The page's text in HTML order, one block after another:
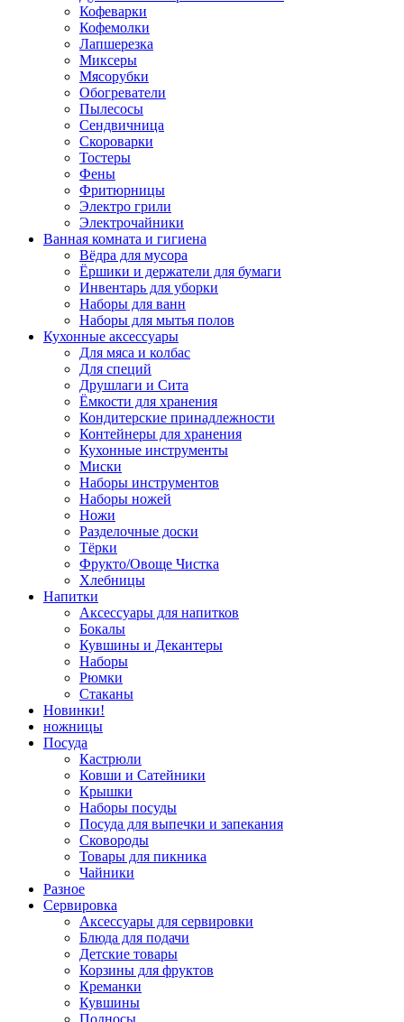
Кофеварки
Кофемолки
Лапшерезка
Миксеры
Мясорубки
Обогреватели
Пылесосы
Сендвичница
Скороварки
Тостеры
Фены
Фритюрницы
Электро грили
Электрочайники
Ванная комната и гигиена
Вёдра для мусора
Ёршики и держатели для бумаги
Инвентарь для уборки
Наборы для ванн
Наборы для мытья полов
Кухонные аксессуары
Для мяса и колбас
Для специй
Друшлаги и Сита
Ёмкости для хранения
Кондитерские принадлежности
Контейнеры для хранения
Кухонные инструменты
Миски
Наборы инструментов
Наборы ножей
Ножи
Разделочные доски
Тёрки
Фрукто/Овоще Чистка
Хлебницы
Напитки
Аксессуары для напитков
Бокалы
Кувшины и Декантеры
Наборы
Рюмки
Стаканы
Новинки!
ножницы
Посуда
Кастрюли
Ковши и Сатейники
Крышки
Наборы посуды
Посуда для выпечки и запекания
Сковороды
Товары для пикника
Чайники
Разное
Сервировка
Аксессуары для сервировки
Блюда для подачи
Детские товары
Корзины для фруктов
Креманки
Кувшины
Подносы